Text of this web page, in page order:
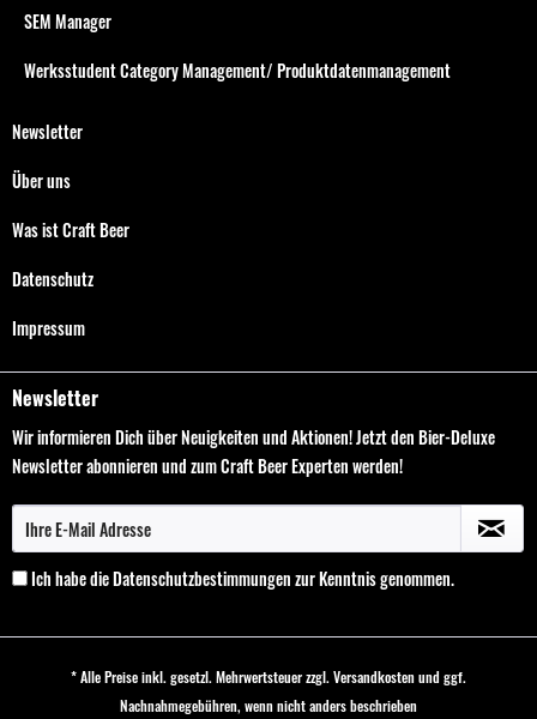
SEM Manager
Werksstudent Category Management/ Produktdatenmanagement
Newsletter
Über uns
Was ist Craft Beer
Datenschutz
Impressum
Newsletter
Wir informieren Dich über Neuigkeiten und Aktionen! Jetzt den Bier-Deluxe
Newsletter abonnieren und zum Craft Beer Experten werden!
Ich habe dieDatenschutzbestimmungenzur Kenntnis genommen.
* Alle Preise inkl. gesetzl. Mehrwertsteuer zzgl. Versandkostenund ggf.
Nachnahmegebühren, wenn nicht anders beschrieben